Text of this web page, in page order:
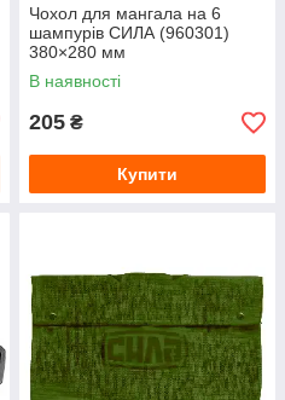
Чохол для мангала на 6
шампурів СИЛА (960301)
380×280 мм
В наявності
205 ₴
Купити